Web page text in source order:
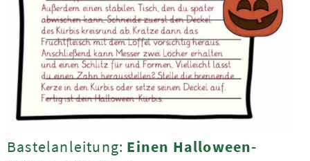
Bastelanleitung: Einen Halloween-